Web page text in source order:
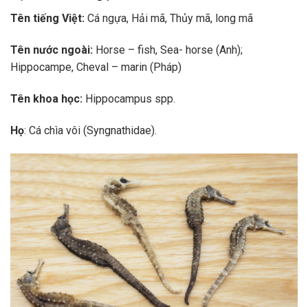
Tên tiếng Việt: Cá ngựa, Hải mã, Thủy mã, long mã
Tên nước ngoài: Horse – fish, Sea- horse (Anh);
Hippocampe, Cheval – marin (Pháp)
Tên khoa học: Hippocampus spp.
Họ: Cá chìa vôi (Syngnathidae).